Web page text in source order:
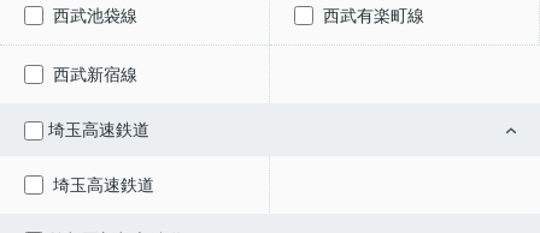
西武池袋線 西武有楽町線
西武新宿線
埼玉高速鉄道
埼玉高速鉄道